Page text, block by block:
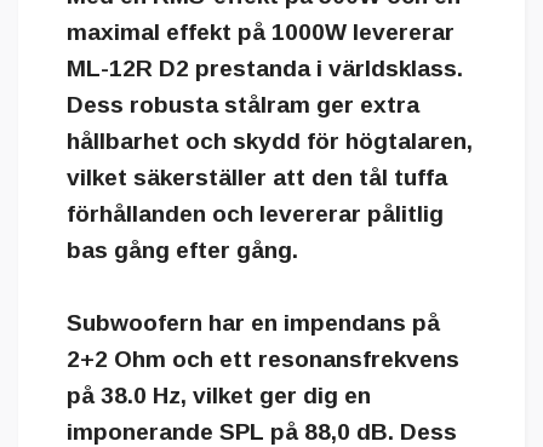
maximal effekt på 1000W levererar
ML-12R D2 prestanda i världsklass.
Dess robusta stålram ger extra
hållbarhet och skydd för högtalaren,
vilket säkerställer att den tål tuffa
förhållanden och levererar pålitlig
bas gång efter gång.
Subwoofern har en impendans på
2+2 Ohm och ett resonansfrekvens
på 38.0 Hz, vilket ger dig en
imponerande SPL på 88,0 dB. Dess